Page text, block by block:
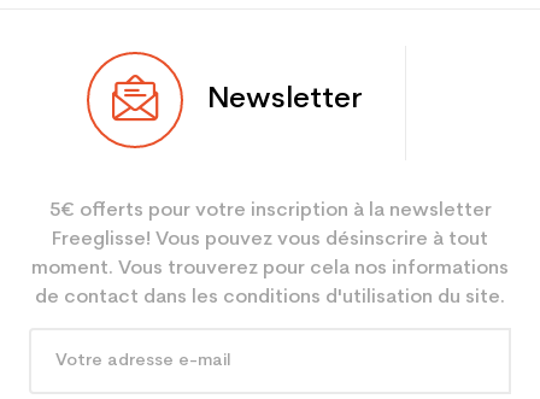
Utilisateur Junior
Coloris Blanc
En achetant d'occasion :
Economie CO² (en kg)
2.1
Newsletter
5€ offerts pour votre inscription à la newsletter
Freeglisse! Vous pouvez vous désinscrire à tout
moment. Vous trouverez pour cela nos informations
de contact dans les conditions d'utilisation du site.